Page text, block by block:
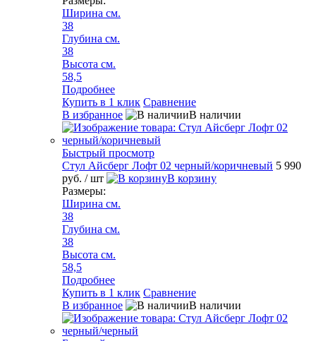
Ширина см.
38
Глубина см.
38
Высота см.
58,5
Подробнее
Купить в 1 клик Сравнение
В избранное
В наличии
Быстрый просмотр
Стул Айсберг Лофт 02 черный/коричневый 5 990
руб. / шт
В корзину
Размеры:
Ширина см.
38
Глубина см.
38
Высота см.
58,5
Подробнее
Купить в 1 клик Сравнение
В избранное
В наличии